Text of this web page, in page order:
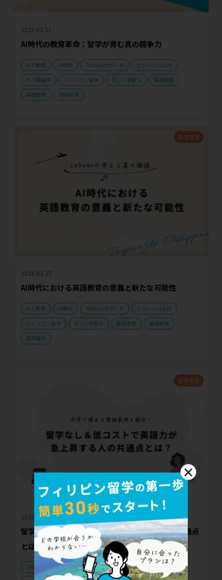
2025.03.31
AI時代の教育革命：留学が育む真の競争力
AIと教育 AI時代 CebuGoサポート
グローバル人材
セブ島留学
フィリピン留学 正しい学習方
英語学習
英語教育
語学留学
語学学習
2025.03.27
AI時代における英語教育の意義と新たな可能性
AIと教育 AI時代 CebuGoサポート
グローバル人材
フィリピン留学
正しい学習方 英語学習
英語教育
語学留学
語学学習
2025.03.26
留学なし＆低コストで英語力が急上昇する人の共通点
とは？
CebuGoサポート フィリピン留学 単語力
×